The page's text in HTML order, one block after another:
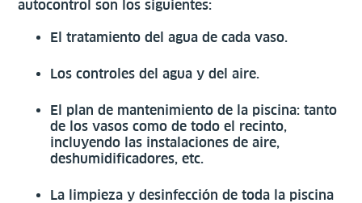
autocontrol son los siguientes:
El tratamiento del agua de cada vaso.
Los controles del agua y del aire.
El plan de mantenimiento de la piscina: tanto
de los vasos como de todo el recinto,
incluyendo las instalaciones de aire,
deshumidificadores, etc.
La limpieza y desinfección de toda la piscina